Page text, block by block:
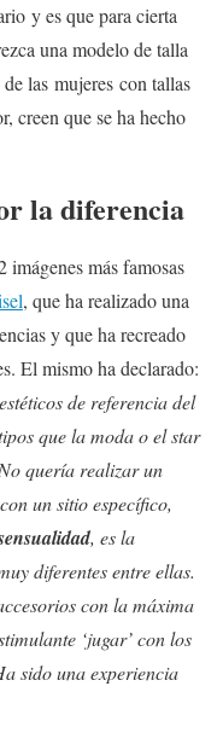
y es que para cierta
una modelo de talla
las mujeres con tallas
creen que se ha hecho
la diferencia
más famosas
, que ha realizado una
y que ha recreado
El mismo ha declarado:
de referencia del
que la moda o el star
quería realizar un
un sitio específico,
, es la
diferentes entre ellas.
con la máxima
‘jugar’ con los
sido una experiencia